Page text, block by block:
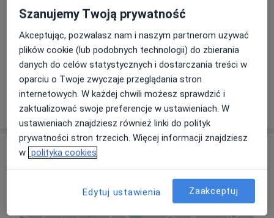
Szczegóły
Badania dna oka
Szczegóły
W jaki sposób ustalane są ceny?
Adres
Gliwicka 159,40-857Katowice
Szanujemy Twoją prywatność
Akceptując, pozwalasz nam i naszym partnerom używać
plików cookie (lub podobnych technologii) do zbierania
danych do celów statystycznych i dostarczania treści w
oparciu o Twoje zwyczaje przeglądania stron
internetowych. W każdej chwili możesz sprawdzić i
zaktualizować swoje preferencje w ustawieniach. W
ustawieniach znajdziesz również linki do polityk
prywatności stron trzecich. Więcej informacji znajdziesz
w polityka cookies
Edytuj ustawienia Zaakceptuj